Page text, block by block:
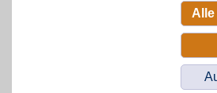
Beamten-Selbsthilfewerk GmbH.